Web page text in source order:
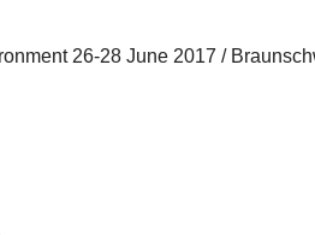
26-28 June 2017 /